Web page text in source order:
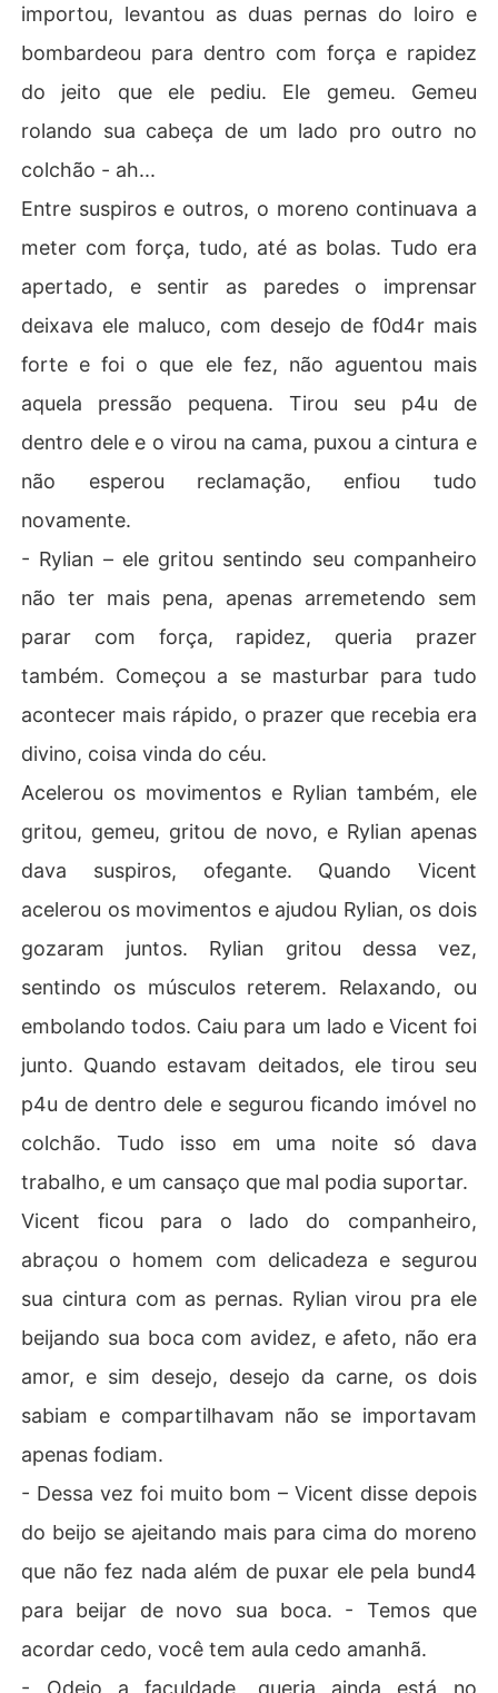
importou, levantou as duas pernas do loiro e
bombardeou para dentro com força e rapidez
do jeito que ele pediu. Ele gemeu. Gemeu
rolando sua cabeça de um lado pro outro no
colchão - ah...
Entre suspiros e outros, o moreno continuava a
meter com força, tudo, até as bolas. Tudo era
apertado, e sentir as paredes o imprensar
deixava ele maluco, com desejo de f0d4r mais
forte e foi o que ele fez, não aguentou mais
aquela pressão pequena. Tirou seu p4u de
dentro dele e o virou na cama, puxou a cintura e
não esperou reclamação, enfiou tudo
novamente.
- Rylian – ele gritou sentindo seu companheiro
não ter mais pena, apenas arremetendo sem
parar com força, rapidez, queria prazer
também. Começou a se masturbar para tudo
acontecer mais rápido, o prazer que recebia era
divino, coisa vinda do céu.
Acelerou os movimentos e Rylian também, ele
gritou, gemeu, gritou de novo, e Rylian apenas
dava suspiros, ofegante. Quando Vicent
acelerou os movimentos e ajudou Rylian, os dois
gozaram juntos. Rylian gritou dessa vez,
sentindo os músculos reterem. Relaxando, ou
embolando todos. Caiu para um lado e Vicent foi
junto. Quando estavam deitados, ele tirou seu
p4u de dentro dele e segurou ficando imóvel no
colchão. Tudo isso em uma noite só dava
trabalho, e um cansaço que mal podia suportar.
Vicent ficou para o lado do companheiro,
abraçou o homem com delicadeza e segurou
sua cintura com as pernas. Rylian virou pra ele
beijando sua boca com avidez, e afeto, não era
amor, e sim desejo, desejo da carne, os dois
sabiam e compartilhavam não se importavam
apenas fodiam.
- Dessa vez foi muito bom – Vicent disse depois
do beijo se ajeitando mais para cima do moreno
que não fez nada além de puxar ele pela bund4
para beijar de novo sua boca. - Temos que
acordar cedo, você tem aula cedo amanhã.
- Odeio a faculdade, queria ainda está no